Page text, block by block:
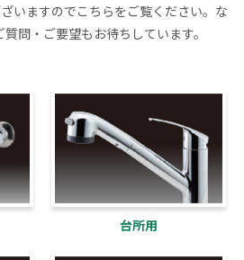
いますのでこちらをご覧ください。な
問・ご要望もお待ちしています。
台所用